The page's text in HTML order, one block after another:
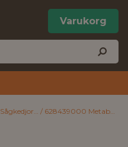
Varukorg
Sågkedjor & sågsvärd 628439000 Metabo Sågkedja till MS 36-18 LTX BL 40